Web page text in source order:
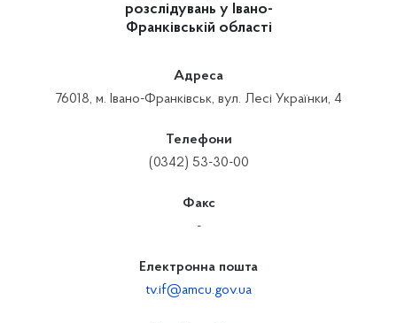
розслідувань у Івано-
Франківській області
Адреса
76018, м. Івано-Франківськ, вул. Лесі Українки, 4
Телефони
(0342) 53-30-00
Факс
-
Електронна пошта
tv.if@amcu.gov.ua